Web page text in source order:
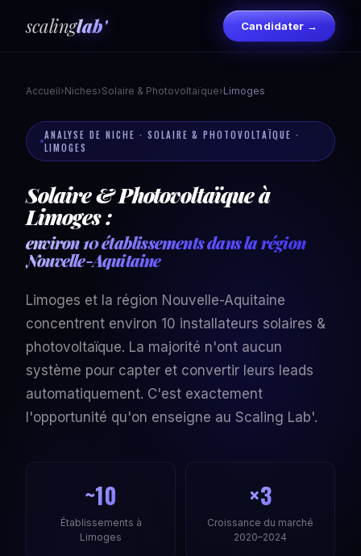
scalinglab' Candidater →
Accueil›Niches›Solaire & Photovoltaïque›Limoges
ANALYSE DE NICHE · SOLAIRE & PHOTOVOLTAÏQUE ·
LIMOGES
Solaire & Photovoltaïque à
Limoges :
environ 10 établissements dans la région
Nouvelle-Aquitaine
Limoges et la région Nouvelle-Aquitaine
concentrent environ 10 installateurs solaires &
photovoltaïque. La majorité n'ont aucun
système pour capter et convertir leurs leads
automatiquement. C'est exactement
l'opportunité qu'on enseigne au Scaling Lab'.
~10
Établissements à
Limoges
×3
Croissance du marché
2020–2024